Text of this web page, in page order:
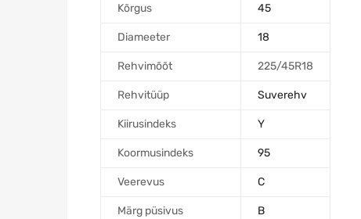
Kõrgus 45
Diameeter 18
Rehvimõõt 225/45R18
Rehvitüüp Suverehv
Kiirusindeks Y
Koormusindeks 95
Veerevus C
Märg püsivus B